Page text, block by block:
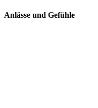
Anlässe und Gefühle